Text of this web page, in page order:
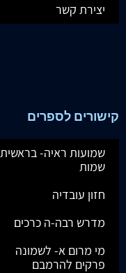
יצירת קשר
קישורים לספרים
שמועות ראיה- בראשית
שמות
חזון עובדיה
מדרש רבה-ה כרכים
מי מרום א- לשמונה
פרקים להרמבם